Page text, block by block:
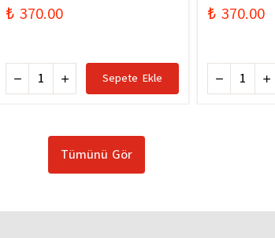
₺ 370.00
Sepete Ekle
₺ 370.00
Tümünü Gör